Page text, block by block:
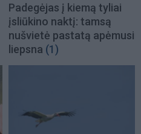
Padegėjas į kiemą tyliai
įsliūkino naktį: tamsą
nušvietė pastatą apėmusi
liepsna (1)